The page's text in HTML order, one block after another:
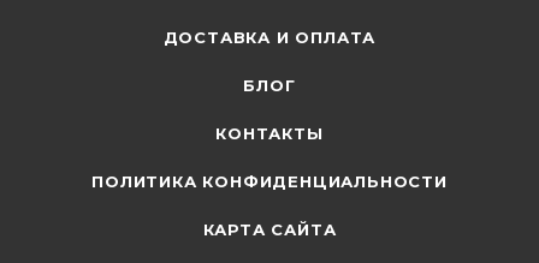
ДОСТАВКА И ОПЛАТА
БЛОГ
КОНТАКТЫ
ПОЛИТИКА КОНФИДЕНЦИАЛЬНОСТИ
КАРТА САЙТА